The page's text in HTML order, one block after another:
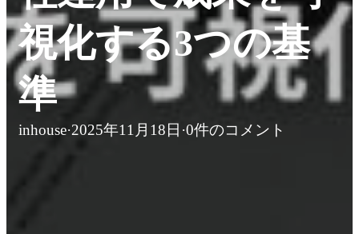
視化する3つの基
準
inhouse·2025年11月18日 ·0件のコメント